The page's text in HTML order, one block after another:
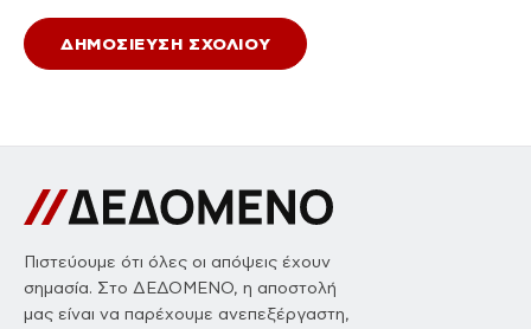
Πιστεύουμε ότι όλες οι απόψεις έχουν
σημασία. Στο ΔΕΔΟΜΕΝΟ, η αποστολή
μας είναι να παρέχουμε ανεπεξέργαστη,